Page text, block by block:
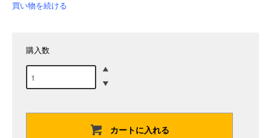
買い物を続ける
購入数
カートに入れる